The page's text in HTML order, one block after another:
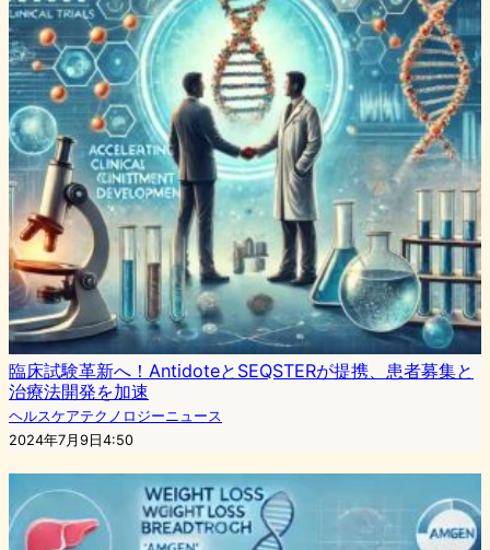
臨床試験革新へ！AntidoteとSEQSTERが提携、患者募集と
治療法開発を加速
ヘルスケアテクノロジーニュース
2024年7月9日4:50